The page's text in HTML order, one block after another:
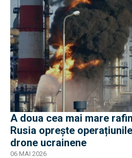
A doua cea mai mare
Rusia oprește
drone ucrainene
06 MAI 2026